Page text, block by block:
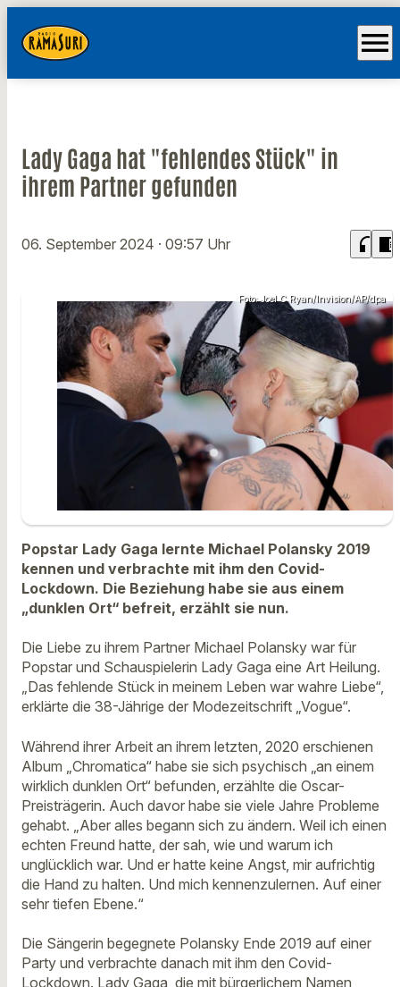
menu
Lady Gaga hat "fehlendes Stück" in
ihrem Partner gefunden
06. September 2024 · 09:57 Uhr headphones chrome_reader_mode
Foto: Joel C Ryan/Invision/AP/dpa
Popstar Lady Gaga lernte Michael Polansky 2019
kennen und verbrachte mit ihm den Covid-
Lockdown. Die Beziehung habe sie aus einem
„dunklen Ort“ befreit, erzählt sie nun.
Die Liebe zu ihrem Partner Michael Polansky war für
Popstar und Schauspielerin Lady Gaga eine Art Heilung.
„Das fehlende Stück in meinem Leben war wahre Liebe“,
erklärte die 38-Jährige der Modezeitschrift „Vogue“.
Während ihrer Arbeit an ihrem letzten, 2020 erschienen
Album „Chromatica“ habe sie sich psychisch „an einem
wirklich dunklen Ort“ befunden, erzählte die Oscar-
Preisträgerin. Auch davor habe sie viele Jahre Probleme
gehabt. „Aber alles begann sich zu ändern. Weil ich einen
echten Freund hatte, der sah, wie und warum ich
unglücklich war. Und er hatte keine Angst, mir aufrichtig
die Hand zu halten. Und mich kennenzulernen. Auf einer
sehr tiefen Ebene.“
Die Sängerin begegnete Polansky Ende 2019 auf einer
Party und verbrachte danach mit ihm den Covid-
Lockdown. Lady Gaga, die mit bürgerlichem Namen